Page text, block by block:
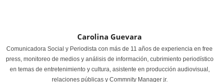
Carolina Guevara
Comunicadora Social y Periodista con más de 11 años de experiencia en free
press, monitoreo de medios y análisis de información, cubrimiento periodístico
en temas de entretenimiento y cultura, asistente en producción audiovisual,
relaciones públicas y Commnity Manager jr.